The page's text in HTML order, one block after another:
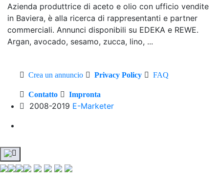
Azienda produttrice di aceto e olio con ufficio vendite
in Baviera, è alla ricerca di rappresentanti e partner
commerciali. Annunci disponibili su EDEKA e REWE.
Argan, avocado, sesamo, zucca, lino, ...
Crea un annuncio Privacy Policy FAQ
Contatto Impronta
2008-2019 E-Marketer